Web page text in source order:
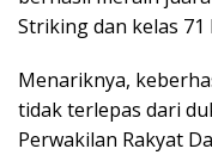
Striking dan kelas
Menariknya,
tidak terlepas dari
Perwakilan Rakyat